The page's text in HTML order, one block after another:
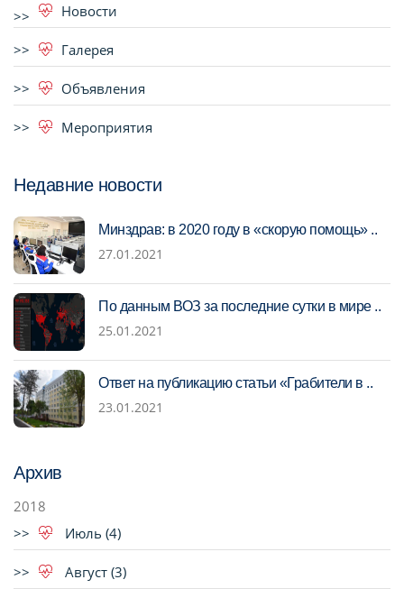
Новости
Галерея
Объявления
Мероприятия
Недавние новости
Минздрав: в 2020 году в «скорую помощь» ..
27.01.2021
По данным ВОЗ за последние сутки в мире ..
25.01.2021
Ответ на публикацию статьи «Грабители в ..
23.01.2021
Архив
2018
Июль (4)
Август (3)